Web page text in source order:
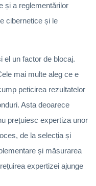
și a reglementărilor
cibernetice și le
el un factor de blocaj.
mai multe aleg ce e
peticirea rezultatelor
Asta deoarece
prețuiesc expertiza unor
de la selecția și
și măsurarea
expertizei ajunge